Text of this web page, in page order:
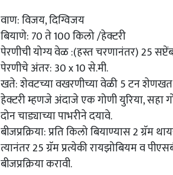
वाण: विजय, दिग्विजय
बियाणे: 70 ते 100 किलो /हेक्टरी
पेरणीची योग्य वेळ :(हस्त चरणानंतर) 25
पेरणीचे अंतर: 30 x 10 से.मी.
खते: शेवटच्या वखरणीच्या वेळी 5 टन शेणखत
हेक्टरी म्हणजे अंदाजे एक गोणी युरिया, सहा
दोन चाड्याच्या पाभरीने दयावे.
बीजप्रक्रिया: प्रति किलो बियाण्यास 2 ग्रॅम
त्यानंतर 25 ग्रॅम प्रत्येकी रायझोबियम व
बीजप्रक्रिया करावी.